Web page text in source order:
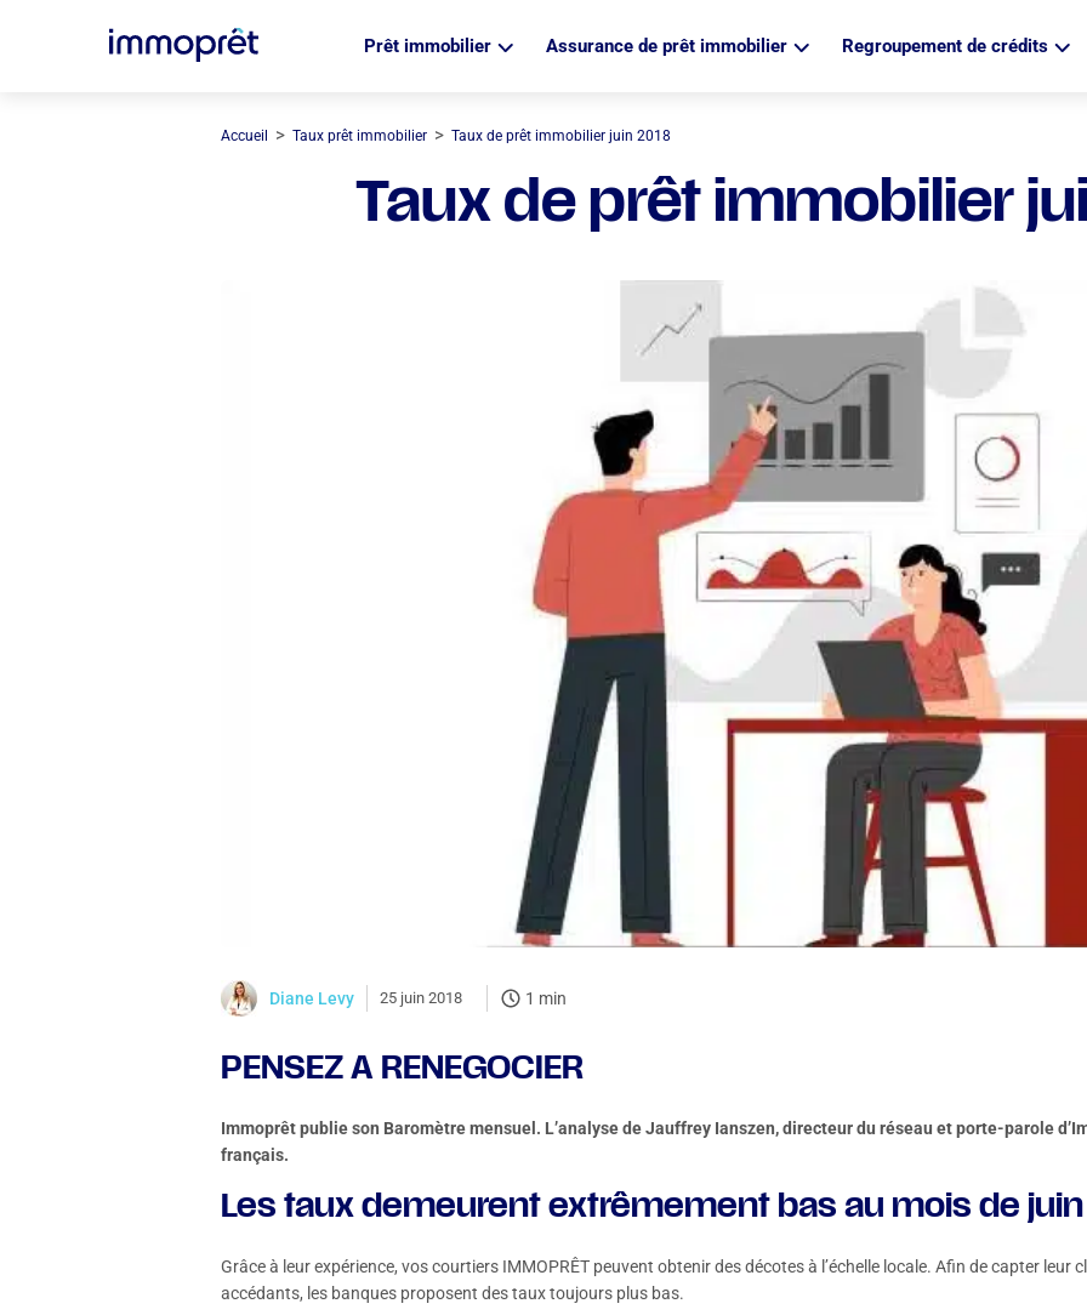
Prêt immobilier Assurance de prêt immobilier Regroupement de crédits
Accueil > Taux prêt immobilier > Taux de prêt immobilier juin 2018
Taux de prêt immobilier
Diane Levy 25 juin 2018 1 min
PENSEZ A RENEGOCIER
Immoprêt publie son Baromètre mensuel. L’analyse de Jauffrey Ianszen, directeur du réseau et porte-parole
français.
Les taux demeurent extrêmement bas au mois de juin
Grâce à leur expérience, vos courtiers IMMOPRÊT peuvent obtenir des décotes à l’échelle locale. Afin de capter leur
accédants, les banques proposent des taux toujours plus bas.